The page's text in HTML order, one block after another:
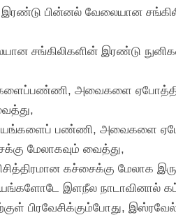
பின்னல் வேலையான
சங்கிலிகளின் இரண்டு
அவைகளை ஏபோத்தின்
பண்ணி, அவைகளை
மேலாகவும் வைத்து,
கச்சைக்கு மேலாக
இளநீல நாடாவினால்
பிரவேசிக்கும்போது,